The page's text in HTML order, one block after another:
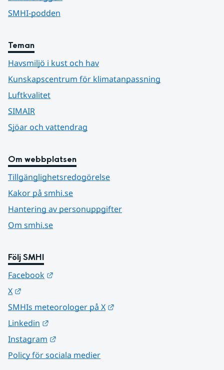
SMHI-podden
Teman
Havsmiljö i kust och hav
Kunskapscentrum för klimatanpassning
Luftkvalitet
SIMAIR
Sjöar och vattendrag
Om webbplatsen
Tillgänglighetsredogörelse
Kakor på smhi.se
Hantering av personuppgifter
Om smhi.se
Följ SMHI
Facebook
X
SMHIs meteorologer på X
Linkedin
Instagram
Policy för sociala medier